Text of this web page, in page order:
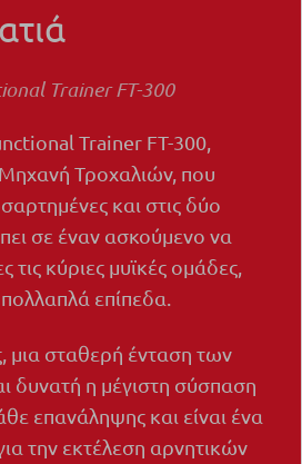
Trainer FT-300
Trainer FT-300,
Τροχαλιών, που
και στις δύο
σε έναν ασκούμενο να
τις κύριες μυϊκές ομάδες,
επίπεδα.
μια σταθερή ένταση των
δυνατή η μέγιστη σύσπαση
επανάληψης και είναι ένα
την εκτέλεση αρνητικών